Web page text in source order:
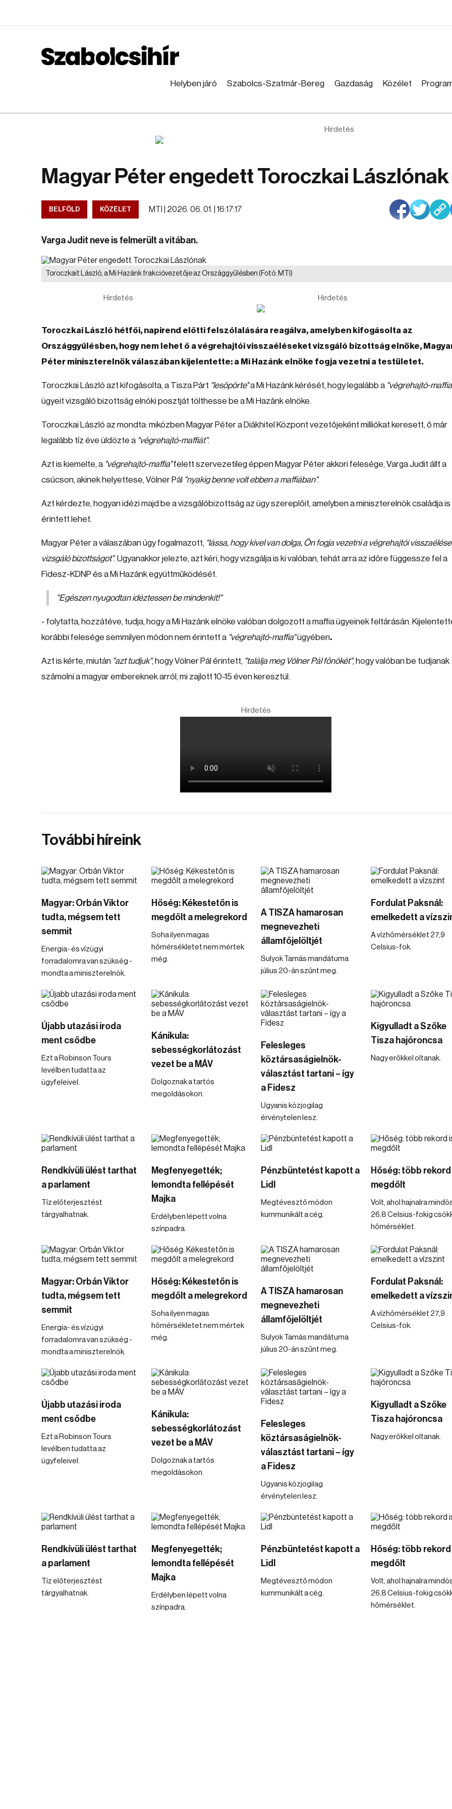
Helyben járó Szabolcs-Szatmár-Bereg Gazdaság Közélet
Hirdetés
Magyar Péter engedett Toroczkai Lászlónak
BELFÖLD KÖZÉLET MTI | 2026. 06. 01. | 16:17:17
Varga Judit neve is felmerült a vitában.
Toroczkait László, a Mi Hazánk frakcióvezetője az Országgyűlésben (Fotó: MTI)
Hirdetés Hirdetés
Toroczkai László hétfői, napirend előtti felszólalására reagálva, amelyben kifogásolta az
Országgyűlésben, hogy nem lehet ő a végrehajtói visszaéléseket vizsgáló bizottság elnöke,
Péter miniszterelnök válaszában kijelentette: a Mi Hazánk elnöke fogja vezetni a testületet.
Toroczkai László azt kifogásolta, a Tisza Párt "lesöpörte"a Mi Hazánk kérését, hogy legalább a "végrehajtó-
ügyeit vizsgáló bizottság elnöki posztját tölthesse be a Mi Hazánk elnöke.
Toroczkai László az mondta: miközben Magyar Péter a Diákhitel Központ vezetőjeként milliókat keresett, ő már
legalább tíz éve üldözte a "végrehajtó-maffiát".
Azt is kiemelte, a "végrehajtó-maffia"felett szervezetileg éppen Magyar Péter akkori felesége, Varga Judit állt a
csúcson, akinek helyettese, Völner Pál "nyakig benne volt ebben a maffiában".
Azt kérdezte, hogyan idézi majd be a vizsgálóbizottság az ügy szereplőit, amelyben a miniszterelnök családja is
érintett lehet.
Magyar Péter a válaszában úgy fogalmazott, "lássa, hogy kivel van dolga, Ön fogja vezetni a végrehajtói
vizsgáló bizottságot". Ugyanakkor jelezte, azt kéri, hogy vizsgálja is ki valóban, tehát arra az időre függessze fel a
Fidesz-KDNP és a Mi Hazánk együttműködését.
"Egészen nyugodtan idéztessen be mindenkit!"
- folytatta, hozzátéve, tudja, hogy a Mi Hazánk elnöke valóban dolgozott a maffia ügyeinek feltárásán.
korábbi felesége semmilyen módon nem érintett a "végrehajtó-maffia"ügyében.
Azt is kérte, miután "azt tudjuk", hogy Völner Pál érintett, "találja meg Völner Pál főnökét", hogy valóban be tudjanak
számolni a magyar embereknek arról, mi zajlott 10-15 éven keresztül.
Hirdetés
További híreink
Magyar: Orbán Viktor
tudta, mégsem tett
semmit
Energia- és vízügyi
forradalomra van szükség -
mondta a miniszterelnök.
Hőség: Kékestetőn is
megdőlt a melegrekord
Soha ilyen magas
hőmérsékletet nem mértek
még.
A TISZA hamarosan
megnevezheti
államfőjelöltjét
Sulyok Tamás mandátuma
július 20-án szűnt meg.
Fordulat Paksnál:
emelkedett a
A vízhőmérséklet 27,9
Celsius-fok.
Újabb utazási iroda
ment csődbe
Ezt a Robinson Tours
levélben tudatta az
ügyfeleivel.
Kánikula:
sebességkorlátozást
vezet be a MÁV
Dolgoznak a tartós
megoldásokon.
Felesleges
köztársaságielnök-
választást tartani – így
a Fidesz
Ugyanis közjogilag
érvénytelen lesz.
Kigyulladt a Szőke
Tisza hajóroncsa
Nagy erőkkel oltanak.
Rendkívüli ülést tarthat
a parlament
Tíz előterjesztést
tárgyalhatnak.
Megfenyegették;
lemondta fellépését
Majka
Erdélyben lépett volna
színpadra.
Pénzbüntetést kapott a
Lidl
Megtévesztő módon
kummunikált a cég.
Hőség: több rekord
megdőlt
Volt, ahol hajnalra
26,8 Celsius-fokig
hőmérséklet.
Magyar: Orbán Viktor
tudta, mégsem tett
semmit
Energia- és vízügyi
forradalomra van szükség -
mondta a miniszterelnök.
Hőség: Kékestetőn is
megdőlt a melegrekord
Soha ilyen magas
hőmérsékletet nem mértek
még.
A TISZA hamarosan
megnevezheti
államfőjelöltjét
Sulyok Tamás mandátuma
július 20-án szűnt meg.
Fordulat Paksnál:
emelkedett a
A vízhőmérséklet 27,9
Celsius-fok.
Újabb utazási iroda
ment csődbe
Ezt a Robinson Tours
levélben tudatta az
ügyfeleivel.
Kánikula:
sebességkorlátozást
vezet be a MÁV
Dolgoznak a tartós
megoldásokon.
Felesleges
köztársaságielnök-
választást tartani – így
a Fidesz
Ugyanis közjogilag
érvénytelen lesz.
Kigyulladt a Szőke
Tisza hajóroncsa
Nagy erőkkel oltanak.
Rendkívüli ülést tarthat
a parlament
Tíz előterjesztést
tárgyalhatnak.
Megfenyegették;
lemondta fellépését
Majka
Erdélyben lépett volna
színpadra.
Pénzbüntetést kapott a
Lidl
Megtévesztő módon
kummunikált a cég.
Hőség: több rekord
megdőlt
Volt, ahol hajnalra
26,8 Celsius-fokig
hőmérséklet.